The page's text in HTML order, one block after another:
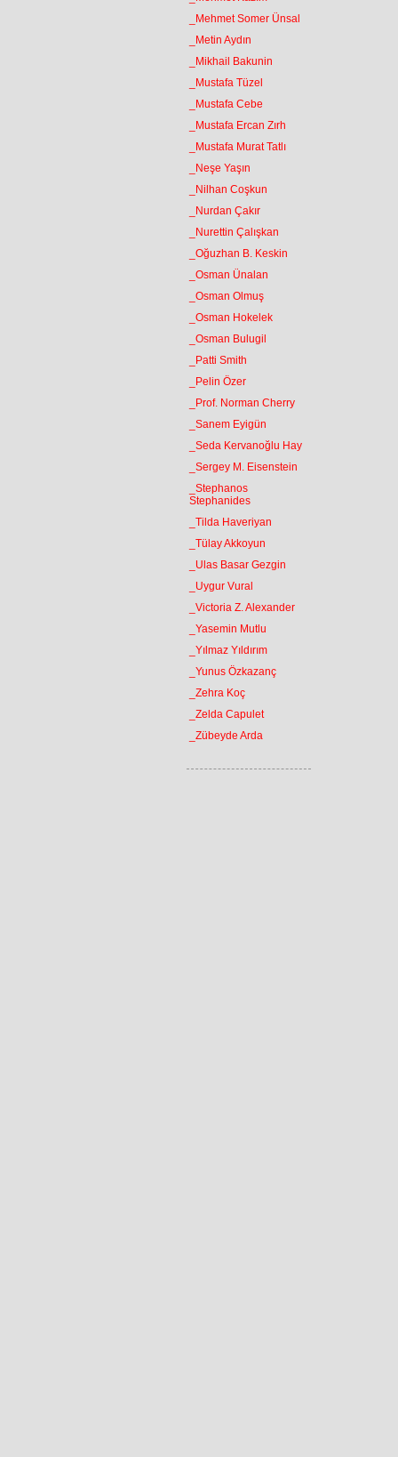
_Mehmet Somer Ünsal
_Metin Aydın
_Mikhail Bakunin
_Mustafa Tüzel
_Mustafa Cebe
_Mustafa Ercan Zırh
_Mustafa Murat Tatlı
_Neşe Yaşın
_Nilhan Coşkun
_Nurdan Çakır
_Nurettin Çalışkan
_Oğuzhan B. Keskin
_Osman Ünalan
_Osman Olmuş
_Osman Hokelek
_Osman Bulugil
_Patti Smith
_Pelin Özer
_Prof. Norman Cherry
_Sanem Eyigün
_Seda Kervanoğlu Hay
_Sergey M. Eisenstein
_Stephanos
Stephanides
_Tilda Haveriyan
_Tülay Akkoyun
_Ulas Basar Gezgin
_Uygur Vural
_Victoria Z. Alexander
_Yasemin Mutlu
_Yılmaz Yıldırım
_Yunus Özkazanç
_Zehra Koç
_Zelda Capulet
_Zübeyde Arda